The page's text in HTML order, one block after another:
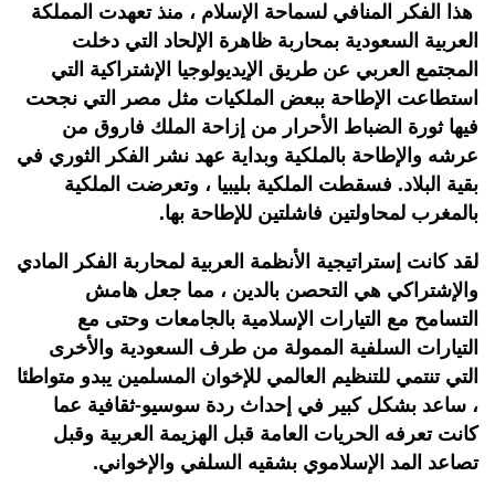
هذا الفكر المنافي لسماحة الإسلام ، منذ تعهدت المملكة
العربية السعودية بمحاربة ظاهرة الإلحاد التي دخلت
المجتمع العربي عن طريق الإيديولوجيا الإشتراكية التي
استطاعت الإطاحة ببعض الملكيات مثل مصر التي نجحت
فيها ثورة الضباط الأحرار من إزاحة الملك فاروق من
عرشه والإطاحة بالملكية وبداية عهد نشر الفكر الثوري في
بقية البلاد. فسقطت الملكية بليبيا ، وتعرضت الملكية
بالمغرب لمحاولتين فاشلتين للإطاحة بها.
لقد كانت إستراتيجية الأنظمة العربية لمحاربة الفكر المادي
والإشتراكي هي التحصن بالدين ، مما جعل هامش
التسامح مع التيارات الإسلامية بالجامعات وحتى مع
التيارات السلفية الممولة من طرف السعودية والأخرى
التي تنتمي للتنظيم العالمي للإخوان المسلمين يبدو متواطئا
، ساعد بشكل كبير في إحداث ردة سوسيو-ثقافية عما
كانت تعرفه الحريات العامة قبل الهزيمة العربية وقبل
تصاعد المد الإسلاموي بشقيه السلفي والإخواني.